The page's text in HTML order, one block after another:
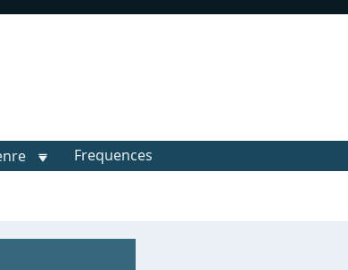
Frequences